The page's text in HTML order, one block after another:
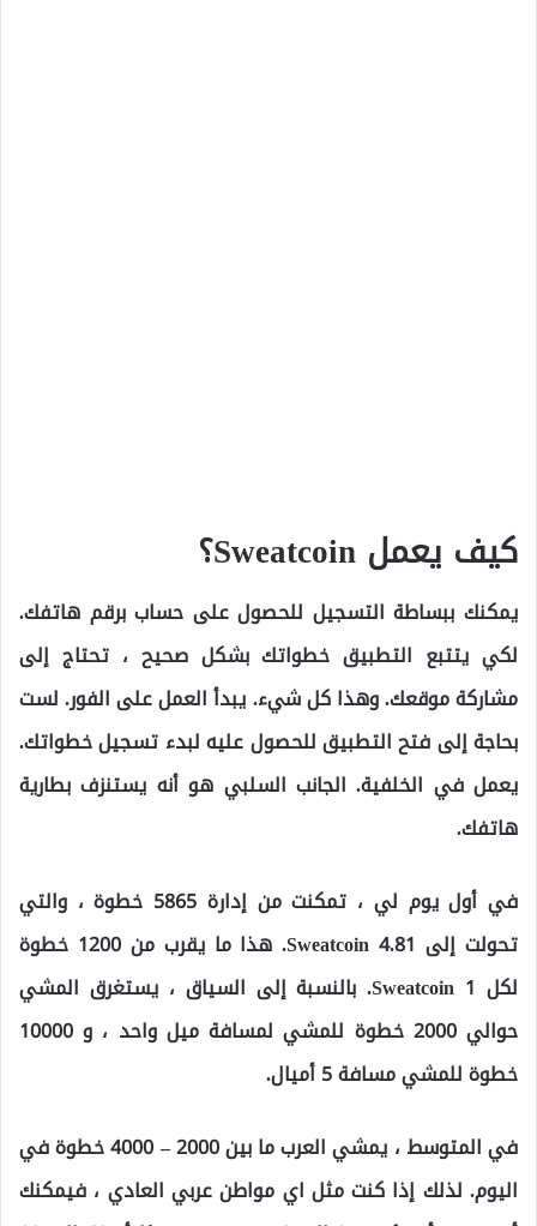
كيف يعمل Sweatcoin؟
يمكنك ببساطة التسجيل للحصول على حساب برقم هاتفك.
لكي يتتبع التطبيق خطواتك بشكل صحيح ، تحتاج إلى
مشاركة موقعك. وهذا كل شيء. يبدأ العمل على الفور. لست
بحاجة إلى فتح التطبيق للحصول عليه لبدء تسجيل خطواتك.
يعمل في الخلفية. الجانب السلبي هو أنه يستنزف بطارية
هاتفك.
في أول يوم لي ، تمكنت من إدارة 5865 خطوة ، والتي
تحولت إلى 4.81 Sweatcoin. هذا ما يقرب من 1200 خطوة
لكل 1 Sweatcoin. بالنسبة إلى السياق ، يستغرق المشي
حوالي 2000 خطوة للمشي لمسافة ميل واحد ، و 10000
خطوة للمشي مسافة 5 أميال.
في المتوسط ​​، يمشي العرب ما بين 2000 – 4000 خطوة في
اليوم. لذلك إذا كنت مثل اي مواطن عربي العادي ، فيمكنك